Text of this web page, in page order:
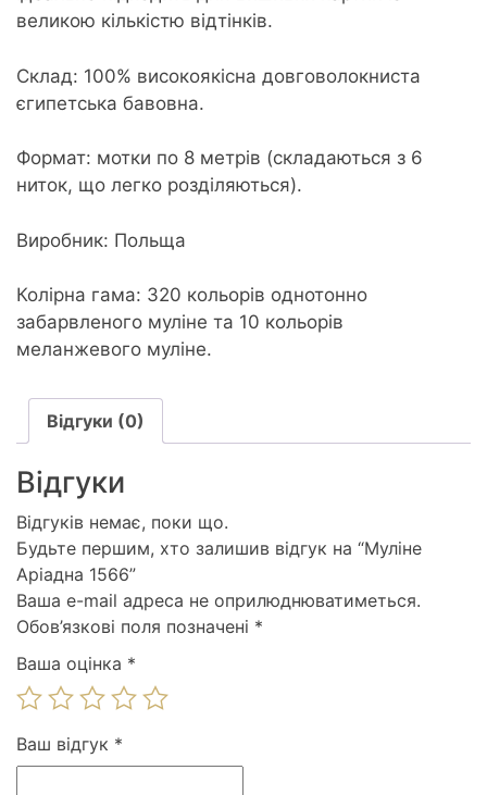
великою кількістю відтінків.
Склад: 100% високоякісна довговолокниста
єгипетська бавовна.
Формат: мотки по 8 метрів (складаються з 6
ниток, що легко розділяються).
Виробник: Польща
Колірна гама: 320 кольорів однотонно
забарвленого муліне та 10 кольорів
меланжевого муліне.
Відгуки (0)
Відгуки
Відгуків немає, поки що.
Будьте першим, хто залишив відгук на “Муліне
Аріадна 1566”
Ваша e-mail адреса не оприлюднюватиметься.
Обов’язкові поля позначені *
Ваша оцінка *
Ваш відгук *